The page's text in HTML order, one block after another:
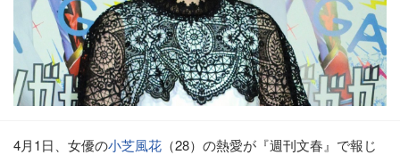
4月1日、女優の小芝風花 （28）の熱愛が『週刊文春』で報じ